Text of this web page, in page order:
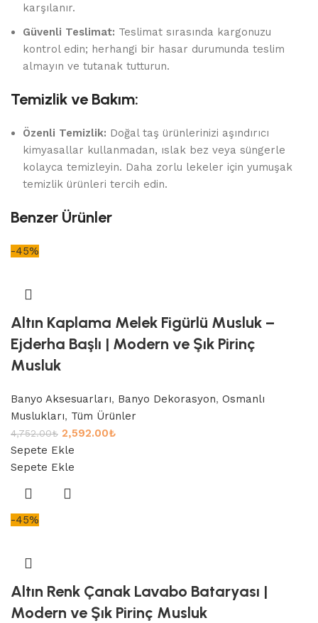
karşılanır.
Güvenli Teslimat: Teslimat sırasında kargonuzu
kontrol edin; herhangi bir hasar durumunda teslim
almayın ve tutanak tutturun.
Temizlik ve Bakım:
Özenli Temizlik: Doğal taş ürünlerinizi aşındırıcı
kimyasallar kullanmadan, ıslak bez veya süngerle
kolayca temizleyin. Daha zorlu lekeler için yumuşak
temizlik ürünleri tercih edin.
Benzer Ürünler
-45%
Altın Kaplama Melek Figürlü Musluk –
Ejderha Başlı | Modern ve Şık Pirinç
Musluk
Banyo Aksesuarları, Banyo Dekorasyon, Osmanlı
Muslukları, Tüm Ürünler
4,752.00₺ 2,592.00₺
Sepete Ekle
Sepete Ekle
-45%
Altın Renk Çanak Lavabo Bataryası |
Modern ve Şık Pirinç Musluk